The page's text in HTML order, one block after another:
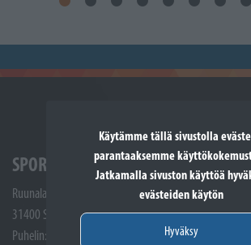
Käytämme tällä sivustolla
parantaaksemme
Jatkamalla sivuston käyttöä
evästeiden käytön
Hyväksy
SPORTTIKONE SOMERO
Ruunalantie 5
31400 Somero
Puhelin: (02) 748 9300